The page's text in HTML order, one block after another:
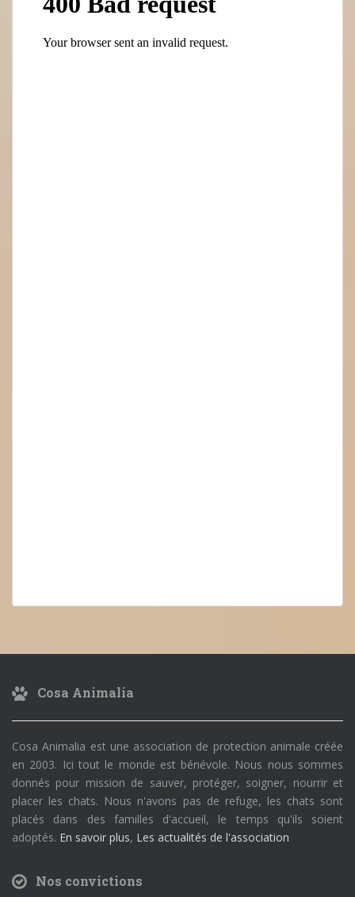
Cosa Animalia
Cosa Animalia est une association de protection animale créée
en 2003. Ici tout le monde est bénévole. Nous nous sommes
donnés pour mission de sauver, protéger, soigner, nourrir et
placer les chats. Nous n'avons pas de refuge, les chats sont
placés dans des familles d'accueil, le temps qu'ils soient
adoptés. En savoir plus, Les actualités de l'association
Nos convictions